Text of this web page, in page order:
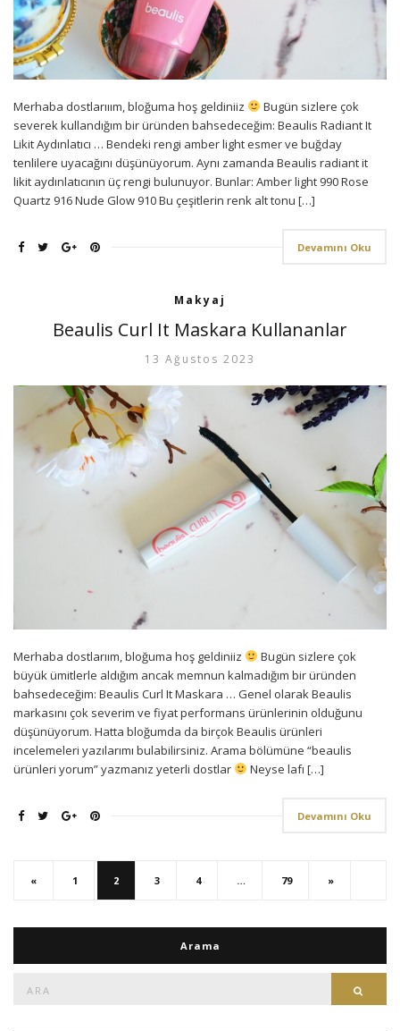
Merhaba dostlarııım, bloğuma hoş geldiniiz
Bugün sizlere çok
severek kullandığım bir üründen bahsedeceğim: Beaulis Radiant It
Likit Aydınlatıcı … Bendeki rengi amber light esmer ve buğday
tenlilere uyacağını düşünüyorum. Aynı zamanda Beaulis radiant it
likit aydınlatıcının üç rengi bulunuyor. Bunlar: Amber light 990 Rose
Quartz 916 Nude Glow 910 Bu çeşitlerin renk alt tonu […]
Devamını Oku
Makyaj
Beaulis Curl It Maskara Kullananlar
13 Ağustos 2023
Merhaba dostlarıım, bloğuma hoş geldiniiz
Bugün sizlere çok
büyük ümitlerle aldığım ancak memnun kalmadığım bir üründen
bahsedeceğim: Beaulis Curl It Maskara … Genel olarak Beaulis
markasını çok severim ve fiyat performans ürünlerinin olduğunu
düşünüyorum. Hatta bloğumda da birçok Beaulis ürünleri
incelemeleri yazılarımı bulabilirsiniz. Arama bölümüne “beaulis
ürünleri yorum” yazmanız yeterli dostlar
Neyse lafı […]
Devamını Oku
« 1 2 3 4 … 79 »
Arama